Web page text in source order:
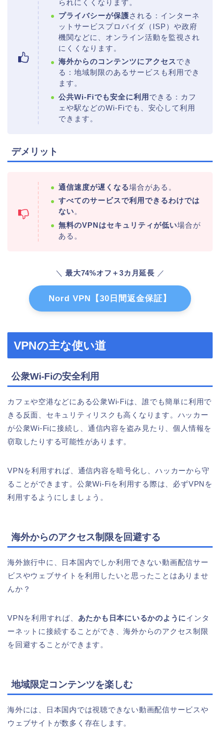
られにくくなります。
プライバシーが保護される：インターネ
ットサービスプロバイダ（ISP）や政府
機関などに、オンライン活動を監視され
にくくなります。
海外からのコンテンツにアクセスでき
る：地域制限のあるサービスも利用でき
ます。
公共Wi-Fiでも安全に利用 できる：カフ
ェや駅などのWi-Fiでも、安心して利用
できます。
デメリット
通信速度が遅くなる場合がある。
すべてのサービスで利用できるわけでは
ない。
無料のVPNはセキュリティが低い場合が
ある。
＼最大74%オフ＋3カ月延長 ／
Nord VPN【30日間返金保証】
VPNの主な使い道
公衆Wi-Fiの安全利用
カフェや空港などにある公衆Wi-Fiは、誰でも簡単に利用で
きる反面、セキュリティリスクも高くなります。ハッカー
が公衆Wi-Fiに接続し、通信内容を盗み見たり、個人情報を
窃取したりする可能性があります。
VPNを利用すれば、通信内容を暗号化し、ハッカーから守
ることができます。公衆Wi-Fiを利用する際は、必ずVPNを
利用するようにしましょう。
海外からのアクセス制限を回避する
海外旅行中に、日本国内でしか利用できない動画配信サー
ビスやウェブサイトを利用したいと思ったことはありませ
んか？
VPNを利用すれば、 あたかも日本にいるかのようにインタ
ーネットに接続することができ、海外からのアクセス制限
を回避することができます。
地域限定コンテンツを楽しむ
海外には、日本国内では視聴できない動画配信サービスや
ウェブサイトが数多く存在します。